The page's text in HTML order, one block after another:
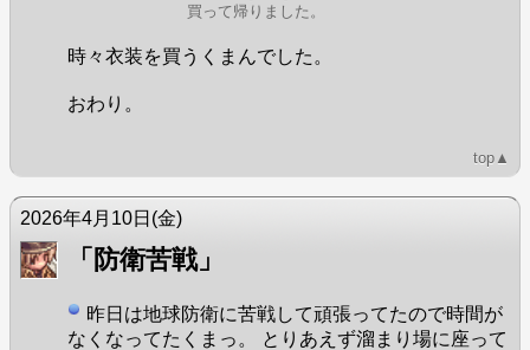
買って帰りました。
時々衣装を買うくまんでした。
おわり。
top▲
2026年4月10日 (金)
「防衛苦戦」
昨日は地球防衛に苦戦して頑張ってたので時間が
なくなってたくまっ。 とりあえず溜まり場に座って